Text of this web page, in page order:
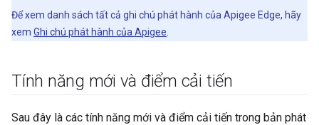
Để xem danh sách tất cả ghi chú phát hành của Apigee Edge, hãy
xem Ghi chú phát hành của Apigee
Tính năng mới và điểm cải tiến
Sau đây là các tính năng mới và điểm cải tiến trong bản phát